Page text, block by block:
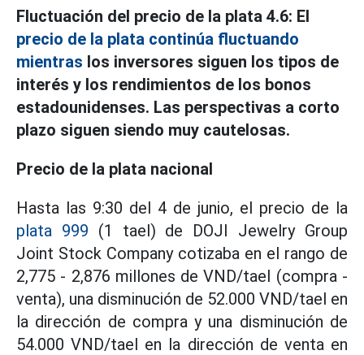
Fluctuación del precio de la plata 4.6: El
precio de la plata continúa fluctuando
mientras los inversores siguen los tipos de
interés y los rendimientos de los bonos
estadounidenses. Las perspectivas a corto
plazo siguen siendo muy cautelosas.
Precio de la plata nacional
Hasta las 9:30 del 4 de junio, el precio de la
plata 999 (1 tael) de DOJI Jewelry Group
Joint Stock Company cotizaba en el rango de
2,775 - 2,876 millones de VND/tael (compra -
venta), una disminución de 52.000 VND/tael en
la dirección de comprayuna disminución de
54.000 VND/tael en la dirección de venta en